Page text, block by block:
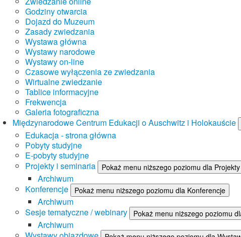
Godziny otwarcia
Dojazd do Muzeum
Zasady zwiedzania
Wystawa główna
Wystawy narodowe
Wystawy on-line
Czasowe wyłączenia ze zwiedzania
Wirtualne zwiedzanie
Tablice informacyjne
Frekwencja
Galeria fotograficzna
Międzynarodowe Centrum Edukacji o Auschwitz i Holokauście
Edukacja - strona główna
Pobyty studyjne
E-pobyty studyjne
Projekty i seminaria
Pokaż menu niższego poziomu dla
Archiwum
Konferencje
Pokaż menu niższego poziomu dla Konferencje
Archiwum
Sesje tematyczne / webinary
Pokaż menu niższego poziomu
Archiwum